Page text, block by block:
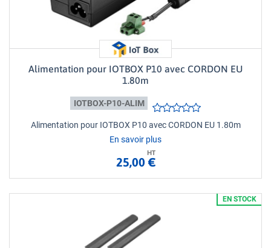
Alimentation pour IOTBOX P10 avec CORDON EU
1.80m
IOTBOX-P10-ALIM
Alimentation pour IOTBOX P10 avec CORDON EU 1.80m
En savoir plus
HT
25,00 €
EN STOCK